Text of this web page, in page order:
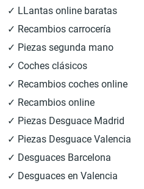
✓ LLantas online baratas
✓ Recambios carrocería
✓ Piezas segunda mano
✓ Coches clásicos
✓ Recambios coches online
✓ Recambios online
✓ Piezas Desguace Madrid
✓ Piezas Desguace Valencia
✓ Desguaces Barcelona
✓ Desguaces en Valencia